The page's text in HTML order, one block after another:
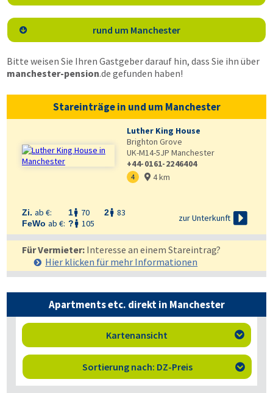
 rund um Manchester
Bitte weisen Sie Ihren Gastgeber darauf hin, dass Sie ihn über
manchester-pension.de gefunden haben!
Stareinträge in und um Manchester
Luther King House
Brighton Grove
UK-M14-5JP Manchester
+44-0161-2246404
4  4 km
Zi. ab €: 1 70 2 83
FeWo ab €: ?  105
zur Unterkunft 
Für Vermieter: Interesse an einem Stareintrag?
Hier klicken für mehr Informationen
Apartments etc. direkt in Manchester
Kartenansicht 
Sortierung nach: DZ-Preis 